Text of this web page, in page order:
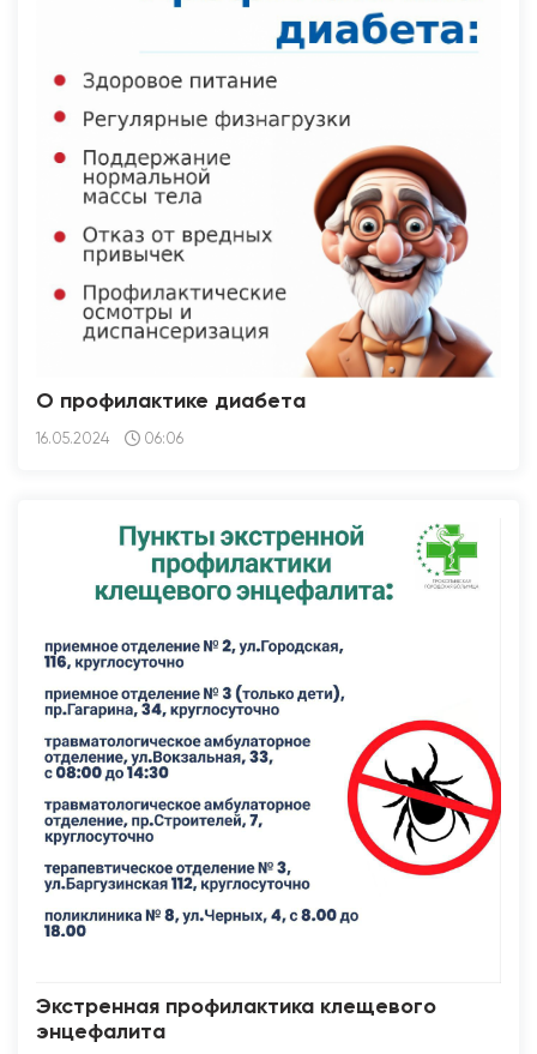
О профилактике диабета
16.05.2024 06:06
Экстренная профилактика клещевого
энцефалита